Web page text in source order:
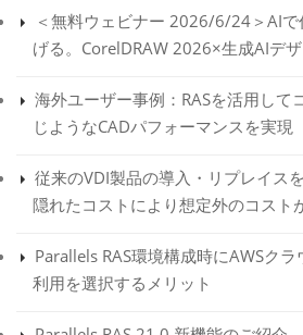
＜無料ウェビナー 2026/6/24＞AI
げる。CorelDRAW 2026×生成AIデ
海外ユーザー事例：RASを活用して
じようなCADパフォーマンスを実現
従来のVDI製品の導入・リプレイス
隠れたコストにより想定外のコスト
Parallels RAS環境構成時にAWSク
利用を選択するメリット